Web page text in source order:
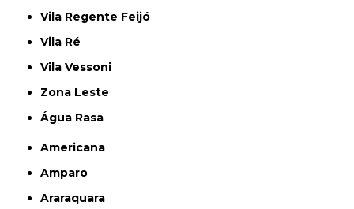
Vila Regente Feijó
Vila Ré
Vila Vessoni
Zona Leste
Água Rasa
Americana
Amparo
Araraquara